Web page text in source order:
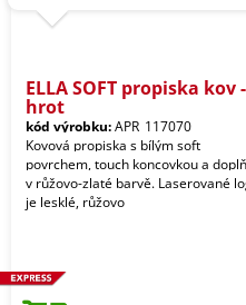
ELLA SOFT propiska kov -
hrot
kód výrobku:APR_117070
Kovová propiska s bílým soft
povrchem, touch koncovkou a
v růžovo-zlaté barvě. Laserované
je lesklé, růžovo